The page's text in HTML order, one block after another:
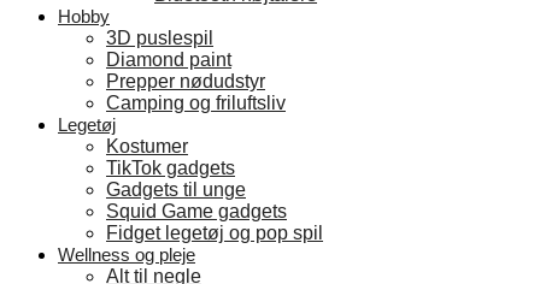
Hobby
3D puslespil
Diamond paint
Prepper nødudstyr
Camping og friluftsliv
Legetøj
Kostumer
TikTok gadgets
Gadgets til unge
Squid Game gadgets
Fidget legetøj og pop spil
Wellness og pleje
Alt til negle